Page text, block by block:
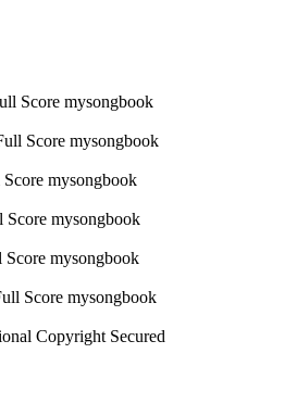
Copyright Secured